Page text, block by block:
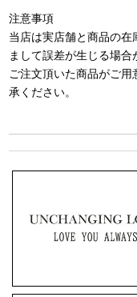
注意事項
当店は実店舗と商品の在
まして誤差が生じる場合
ご注文頂いた商品がご
承ください。